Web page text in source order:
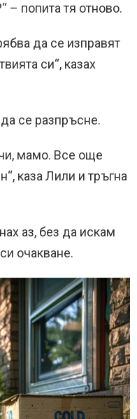
– попита тя отново.
да се изправят
си“, казах
се разпръсне.
мамо. Все още
каза Лили и тръгна
аз, без да искам
очакване.